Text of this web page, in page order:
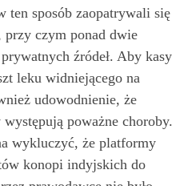
ten sposób zaopatrywali się
przy czym ponad dwie
źródeł. Aby kasy
leku widniejącego na
udowodnienie, że
poważne choroby.
wykluczyć, że platformy
konopi indyjskich do